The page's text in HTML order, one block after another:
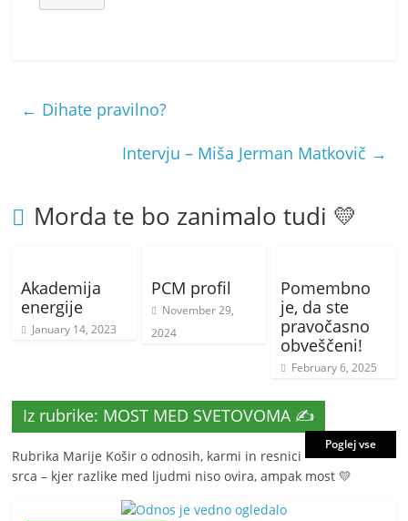
← Dihate pravilno?
Intervju – Miša Jerman Matkovič →
Morda te bo zanimalo tudi 💛
Akademija
energije
January 14, 2023
PCM profil
November 29,
2024
Pomembno
je, da ste
pravočasno
obveščeni!
February 6, 2025
Iz rubrike: MOST MED SVETOVOMA ✍️
Poglej vse
Rubrika Marije Košir o odnosih, karmi in resnici
srca – kjer razlike med ljudmi niso ovira, ampak most 💛